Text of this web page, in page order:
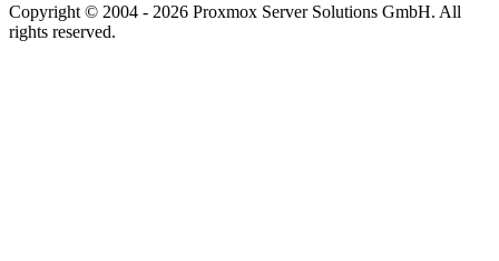
Copyright © 2004 - 2026 Proxmox Server Solutions GmbH. All
rights reserved.